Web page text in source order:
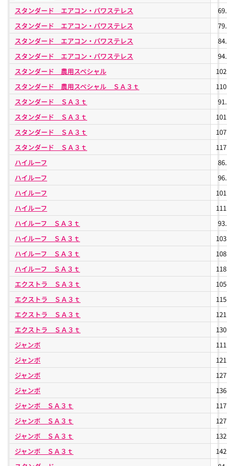
スタンダード エアコン・パワステレス
スタンダード エアコン・パワステレス
スタンダード エアコン・パワステレス
スタンダード エアコン・パワステレス
スタンダード 農用スペシャル
スタンダード 農用スペシャル ＳＡ３ｔ
スタンダード ＳＡ３ｔ
スタンダード ＳＡ３ｔ
スタンダード ＳＡ３ｔ
スタンダード ＳＡ３ｔ
ハイルーフ
ハイルーフ
ハイルーフ
ハイルーフ
ハイルーフ ＳＡ３ｔ
ハイルーフ ＳＡ３ｔ
ハイルーフ ＳＡ３ｔ
ハイルーフ ＳＡ３ｔ
エクストラ ＳＡ３ｔ
エクストラ ＳＡ３ｔ
エクストラ ＳＡ３ｔ
エクストラ ＳＡ３ｔ
ジャンボ
ジャンボ
ジャンボ
ジャンボ
ジャンボ ＳＡ３ｔ
ジャンボ ＳＡ３ｔ
ジャンボ ＳＡ３ｔ
ジャンボ ＳＡ３ｔ